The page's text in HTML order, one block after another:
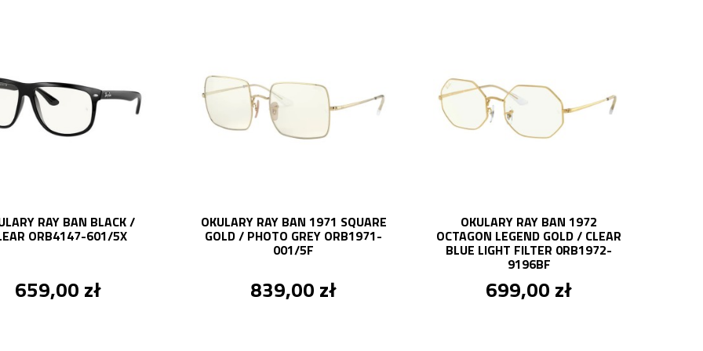
RAY BAN BLACK /
ORB4147-601/5X
659,00 zł
OKULARY RAY BAN 1971 SQUARE
GOLD / PHOTO GREY ORB1971-
001/5F
839,00 zł
OKULARY RAY BAN 1972
OCTAGON LEGEND GOLD / CLEAR
BLUE LIGHT FILTER 0RB1972-
9196BF
699,00 zł